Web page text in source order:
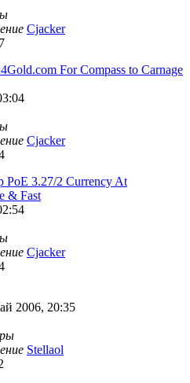
Cjacker
For Compass to Carnage
Cjacker
PoE 3.27/2 Currency At
& Fast
Cjacker
2006, 20:35
Stellaol